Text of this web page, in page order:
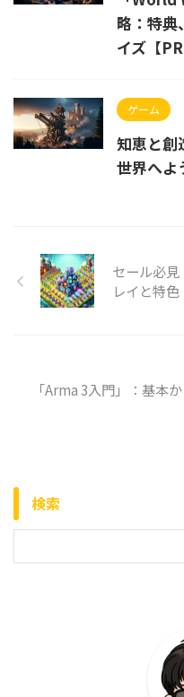
略：特典
イズ【PR
ゲーム
知恵と創
世界へ
セール必
レイと特色
「Arma 3入門」：基本
検索